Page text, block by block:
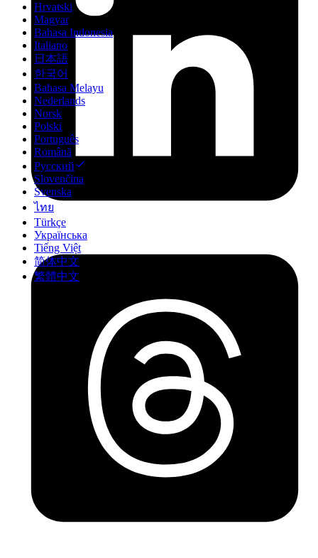
Hrvatski
Magyar
Bahasa Indonesia
Italiano
日本語
한국어
Bahasa Melayu
Nederlands
Norsk
Polski
Português
Română
Русский
Slovenčina
Svenska
ไทย
Türkçe
Українська
Tiếng Việt
简体中文
繁體中文